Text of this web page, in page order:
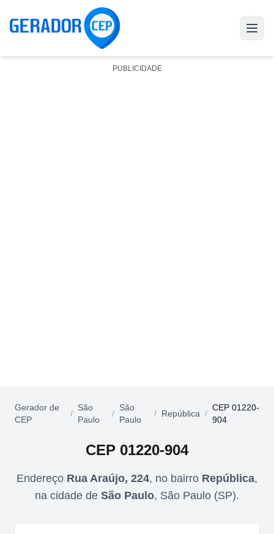
PUBLICIDADE
Gerador de
CEP
/
São
Paulo
/
São
Paulo
/ República /
CEP 01220-
904
CEP 01220-904
Endereço Rua Araújo, 224, no bairro República,
na cidade de São Paulo, São Paulo (SP).